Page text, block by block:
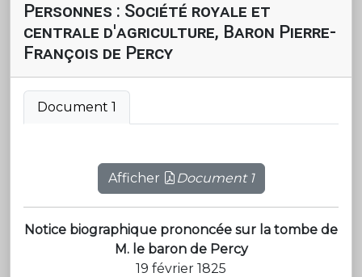
Personnes : Société royale et
centrale d'agriculture, Baron Pierre-
François de Percy
Document 1
Afficher Document 1
Notice biographique prononcée sur la tombe de
M. le baron de Percy
19 février 1825